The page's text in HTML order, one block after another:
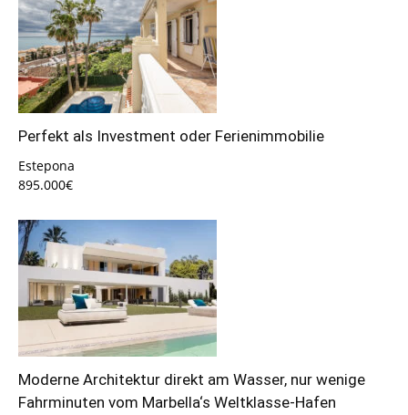
Perfekt als Investment oder Ferienimmobilie
Estepona
895.000€
Moderne Architektur direkt am Wasser, nur wenige
Fahrminuten vom Marbella‘s Weltklasse-Hafen